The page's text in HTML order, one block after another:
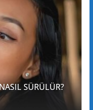
SÜRÜLÜR?